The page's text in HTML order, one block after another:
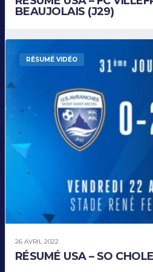
BEAUJOLAIS (J29)
RÉSUMÉ VIDÉO
26 AVRIL 2022
RÉSUMÉ USA – SO